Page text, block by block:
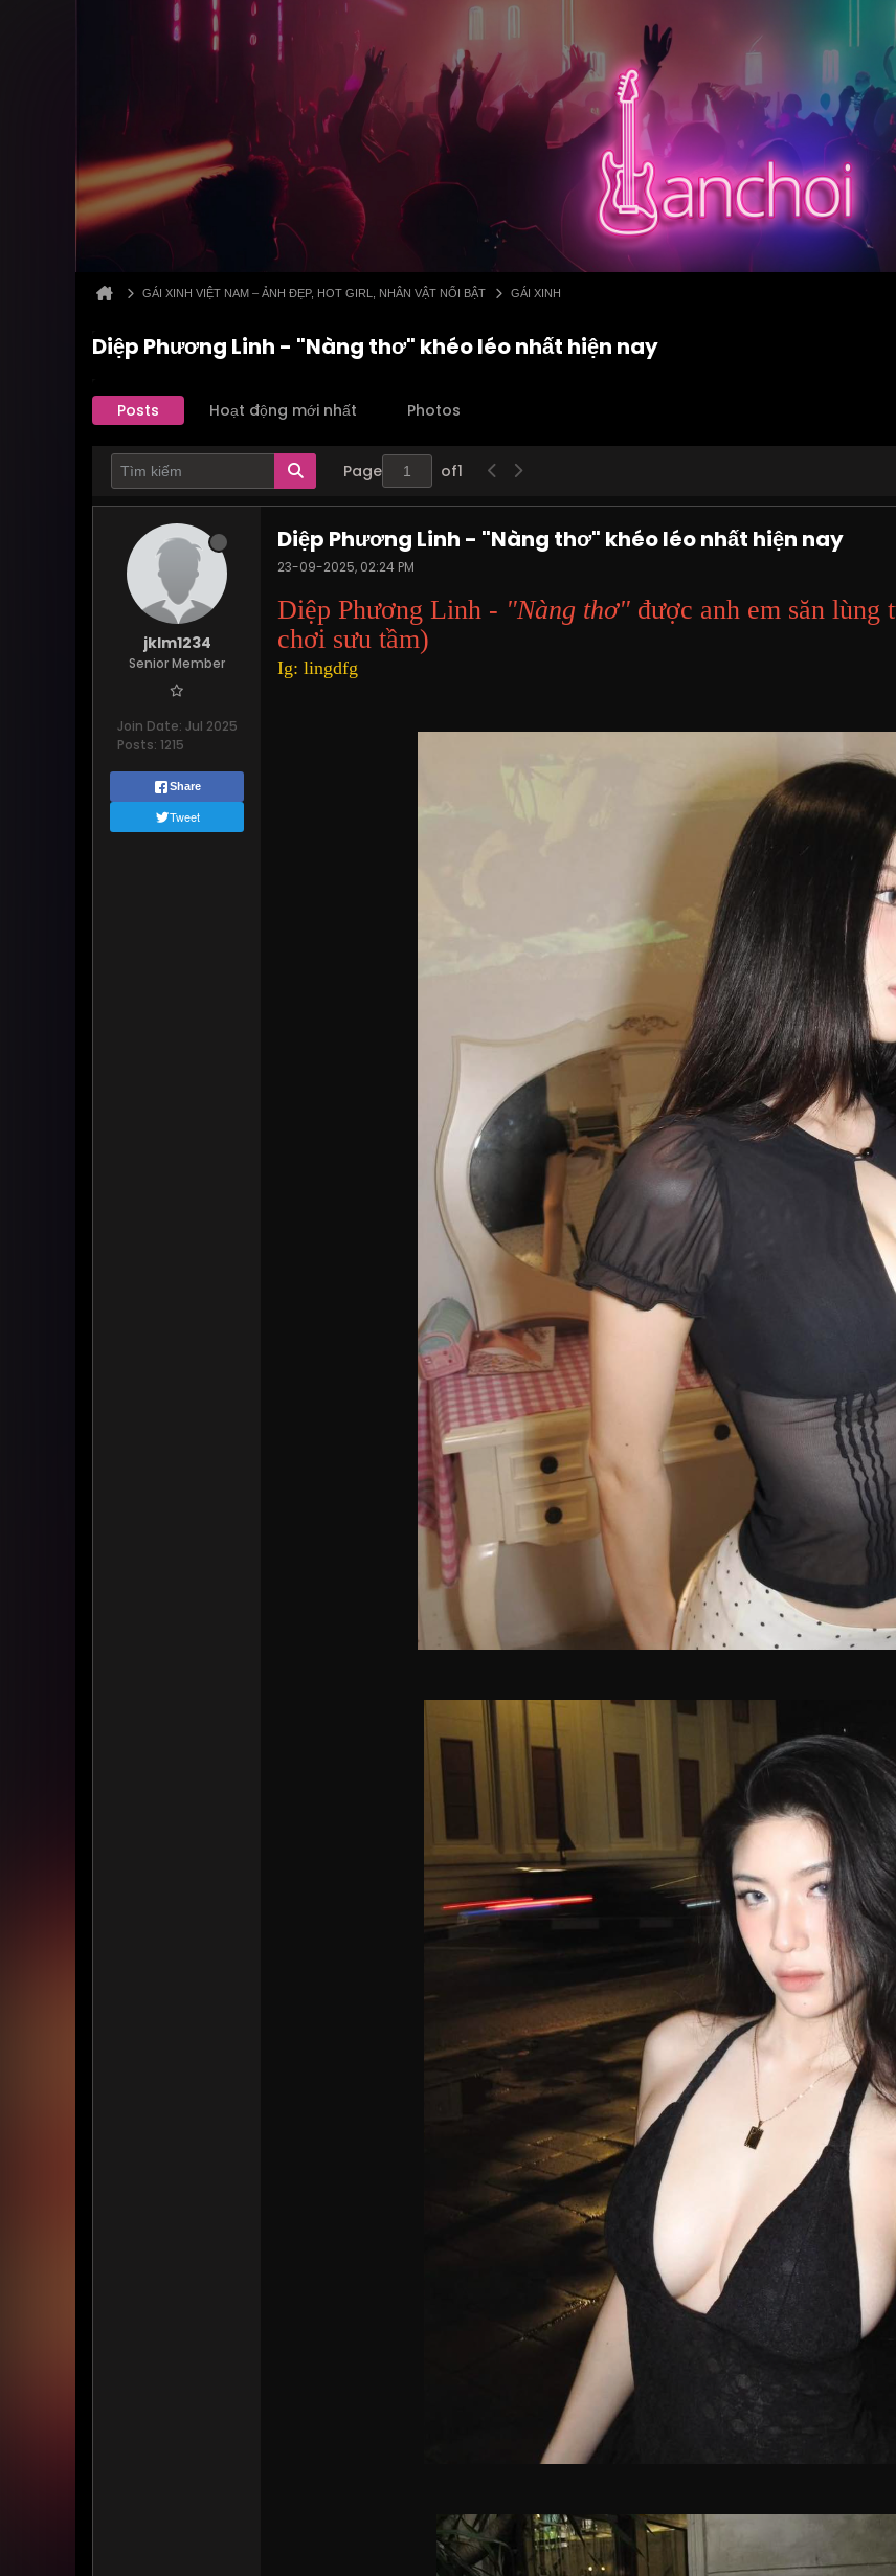
GÁI XINH VIỆT NAM – ẢNH ĐẸP, HOT GIRL, NHÂN VẬT NỔI BẬT GÁI XINH
Diệp Phương Linh - "Nàng thơ" khéo léo nhất hiện nay
Posts Hoạt động mới nhất Photos
Page of1
jklm1234
Senior Member
Join Date: Jul 2025
Posts: 1215
Share
Tweet
Diệp Phương Linh - "Nàng thơ" khéo léo nhất hiện nay
23-09-2025, 02:24 PM
Diệp Phương Linh - "Nàng thơ" được anh em săn lùng
chơi sưu tầm)
Ig: lingdfg